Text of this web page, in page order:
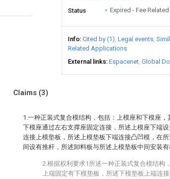
Status Expired - Fee Related
Info Cited by (1) Legal events
Related Applications
External links Espacenet Global
Claims (3)
1.一种正装式复合模结构，包括：上模座和下模座
下模座通过左右支撑座固定连接，所述上模座下端
连接上模垫板，所述上模垫板下端连接凸凹模，在
间设有推杆，所述卸料板与所述上模垫板中间安装有
2.根据权利要求1所述一种正装式复合模结构
上端固定有下模垫板，所述下模垫板上端连